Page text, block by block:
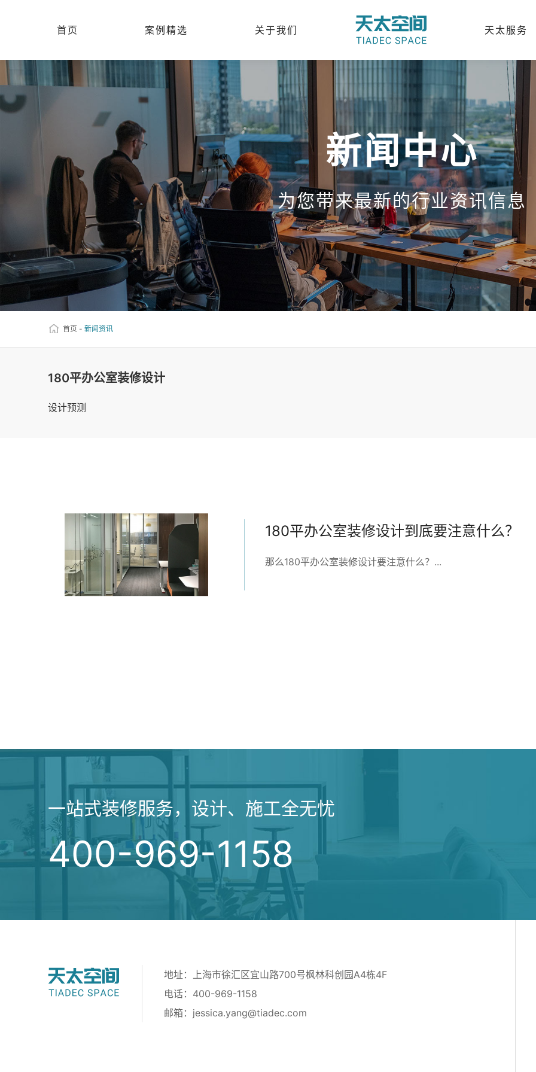
首页 案例精选 关于我们 天太服务
新闻中心
为您带来最新的行业资讯信息
首页 - 新闻资讯
180平办公室装修设计
设计预测
180平办公室装修设计到底要注意什么？
那么180平办公室装修设计要注意什么？...
一站式装修服务，设计、施工全无忧
400-969-1158
地址：上海市徐汇区宜山路700号枫林科创园A4栋4F
电话：400-969-1158
邮箱： jessica.yang@tiadec.com